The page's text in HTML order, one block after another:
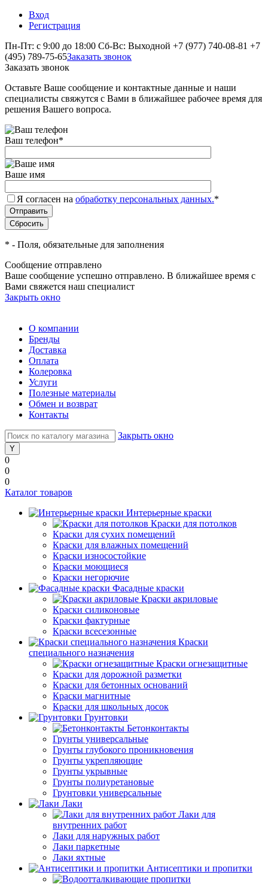
Вход
Регистрация
Пн-Пт: с 9:00 до 18:00 Сб-Вс: Выходной +7 (977) 740-08-81 +7
(495) 789-75-65Заказать звонок
Заказать звонок
Оставьте Ваше сообщение и контактные данные и наши
специалисты свяжутся с Вами в ближайшее рабочее время для
решения Вашего вопроса.
Ваш телефон*
Ваше имя
Я согласен на обработку персональных данных.*
* - Поля, обязательные для заполнения
Сообщение отправлено
Ваше сообщение успешно отправлено. В ближайшее время с
Вами свяжется наш специалист
Закрыть окно
О компании
Бренды
Доставка
Оплата
Колеровка
Услуги
Полезные материалы
Обмен и возврат
Контакты
Закрыть окно
0
0
0
Каталог товаров
Интерьерные краски
Краски для потолков
Краски для сухих помещений
Краски для влажных помещений
Краски износостойкие
Краски моющиеся
Краски негорючие
Фасадные краски
Краски акриловые
Краски силиконовые
Краски фактурные
Краски всесезонные
Краски
специального назначения
Краски огнезащитные
Краски для дорожной разметки
Краски для бетонных оснований
Краски магнитные
Краски для школьных досок
Грунтовки
Бетонконтакты
Грунты универсальные
Грунты глубокого проникновения
Грунты укрепляющие
Грунты укрывные
Грунты полиуретановые
Грунтовки универсальные
Лаки
Лаки для
внутренних работ
Лаки для наружных работ
Лаки паркетные
Лаки яхтные
Антисептики и пропитки